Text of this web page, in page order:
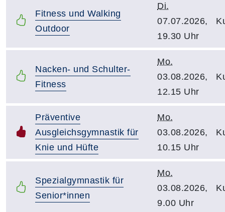
Fitness und Walking
Outdoor
Di.
07.07.2026,
19.30 Uhr
Nacken- und Schulter-
Fitness
Mo.
03.08.2026,
12.15 Uhr
Präventive
Ausgleichsgymnastik für
Knie und Hüfte
Mo.
03.08.2026,
10.15 Uhr
Spezialgymnastik für
Senior*innen
Mo.
03.08.2026,
9.00 Uhr